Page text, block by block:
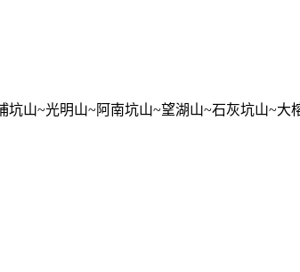
~光明山~阿南坑山~望湖山~石灰坑山~大